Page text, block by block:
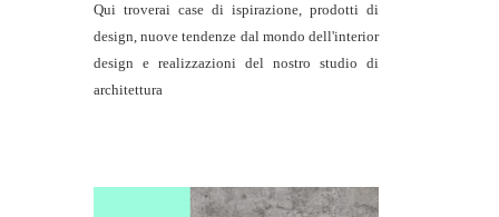
Qui troverai case di ispirazione, prodotti di
design, nuove tendenze dal mondo dell'interior
design e realizzazioni del nostro studio di
architettura